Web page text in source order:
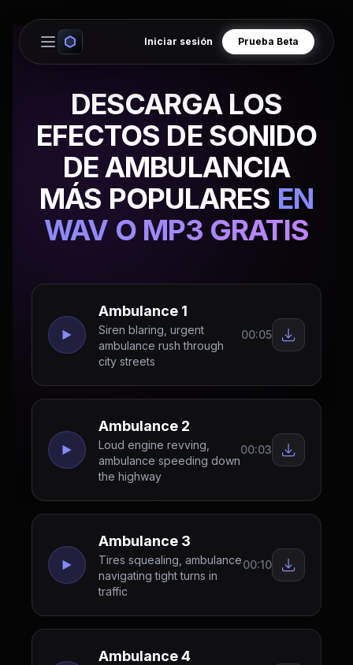
Open main menu
Iniciar sesión Prueba Beta
DESCARGA LOS
EFECTOS DE SONIDO
DE AMBULANCIA
MÁS POPULARES EN
WAV O MP3 GRATIS
Ambulance 1
Siren blaring, urgent
ambulance rush through
city streets
00:05
Ambulance 2
Loud engine revving,
ambulance speeding down
the highway
00:03
Ambulance 3
Tires squealing, ambulance
navigating tight turns in
traffic
00:10
Ambulance 4